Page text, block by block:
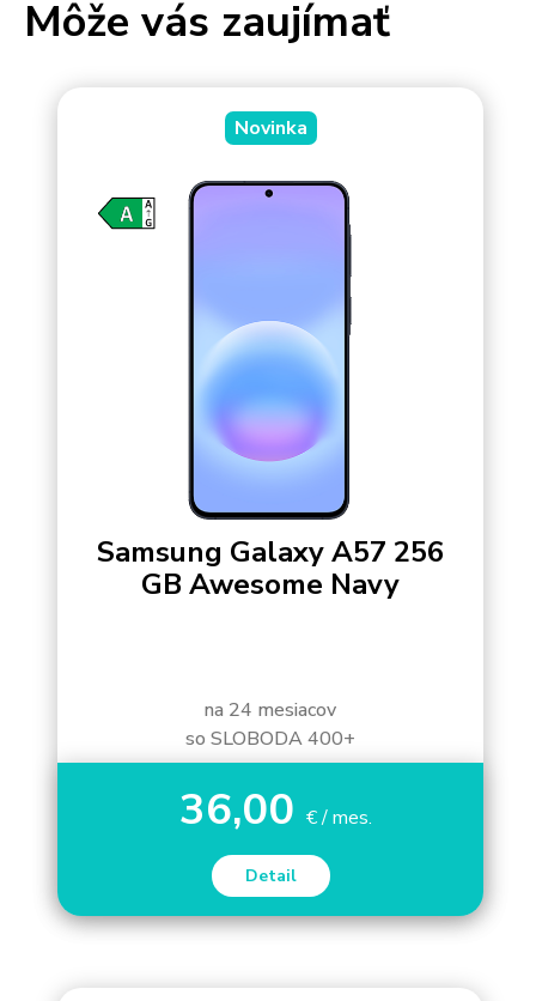
Môže vás zaujímať
Novinka
Samsung Galaxy A57 256
GB Awesome Navy
na 24 mesiacov
so SLOBODA 400+
36,00 € / mes.
Detail